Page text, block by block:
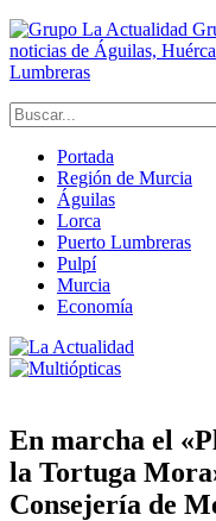
noticias de Águilas,
Lumbreras
Portada
Región de Murcia
Águilas
Lorca
Puerto Lumbreras
Pulpí
Murcia
Economía
En marcha el
la Tortuga
Consejería de